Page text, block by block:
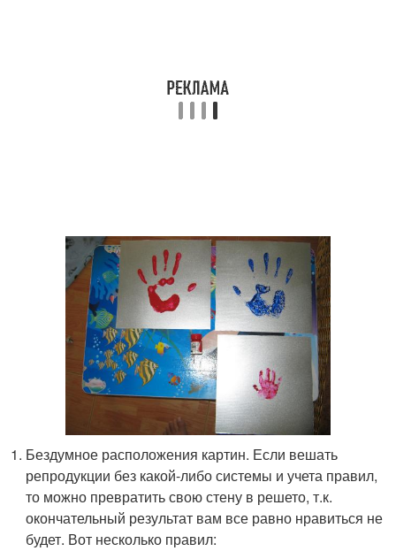
Бездумное расположения картин. Если вешать
репродукции без какой-либо системы и учета правил,
то можно превратить свою стену в решето, т.к.
окончательный результат вам все равно нравиться не
будет. Вот несколько правил: